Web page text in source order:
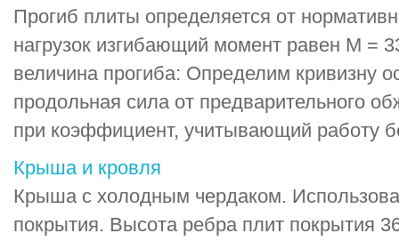
Прогиб плиты определяется от
нагрузок изгибающий момент равен М =
величина прогиба: Определим кривизну
продольная сила от предварительного
при коэффициент, учитывающий работу
Крыша и кровля
Крыша с холодным чердаком.
покрытия. Высота ребра плит покрытия